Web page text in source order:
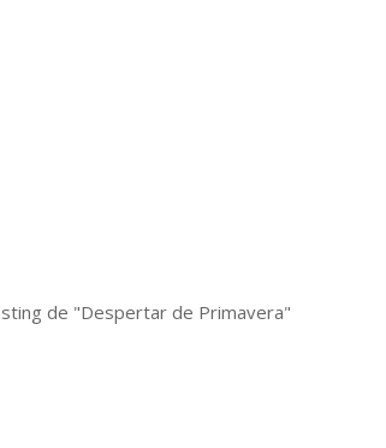
de "Despertar de Primavera"